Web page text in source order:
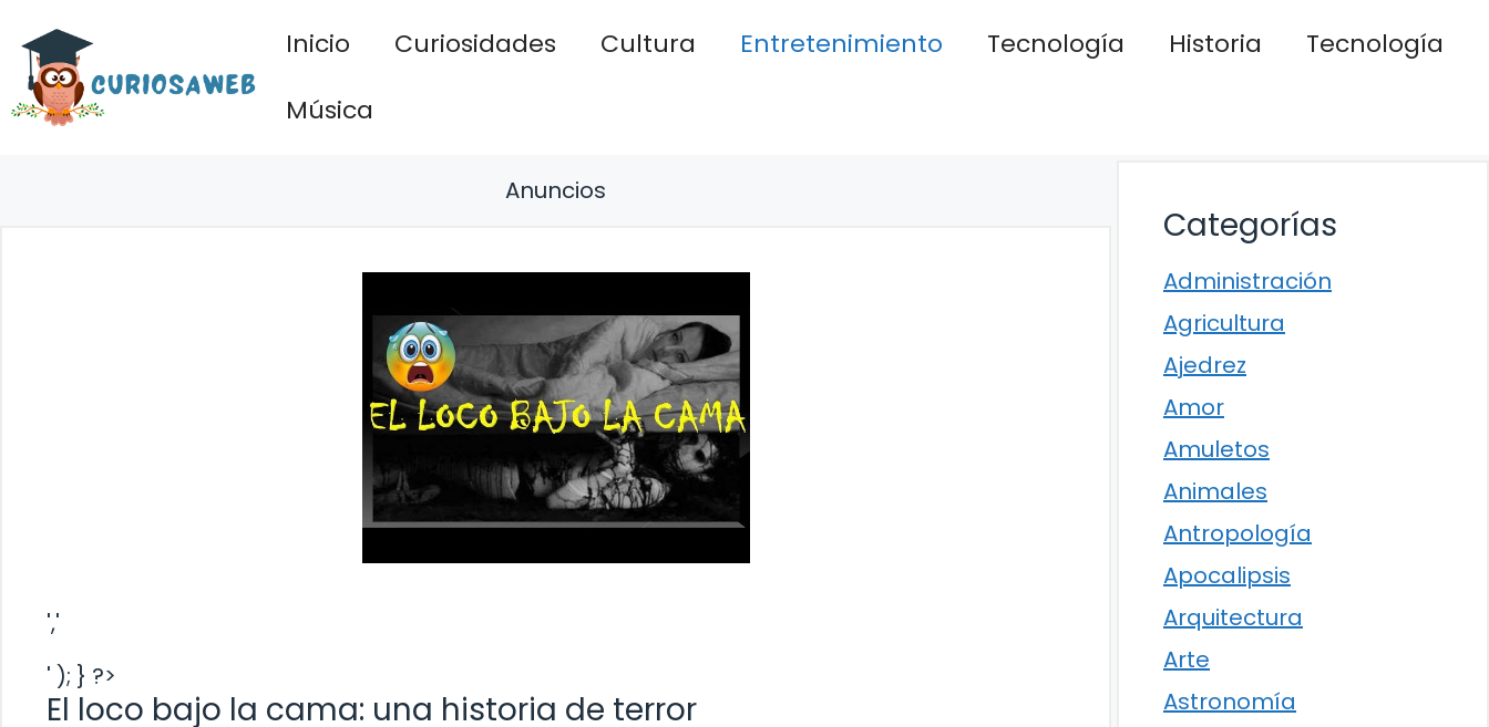
contenido
Inicio Curiosidades Cultura Entretenimiento Tecnología Historia
Tecnología
Música
Anuncios
','
' ); } ?>
El loco bajo la cama: una historia de terror
Categorías
Administración
Agricultura
Ajedrez
Amor
Amuletos
Animales
Antropología
Apocalipsis
Arquitectura
Arte
Astronomía